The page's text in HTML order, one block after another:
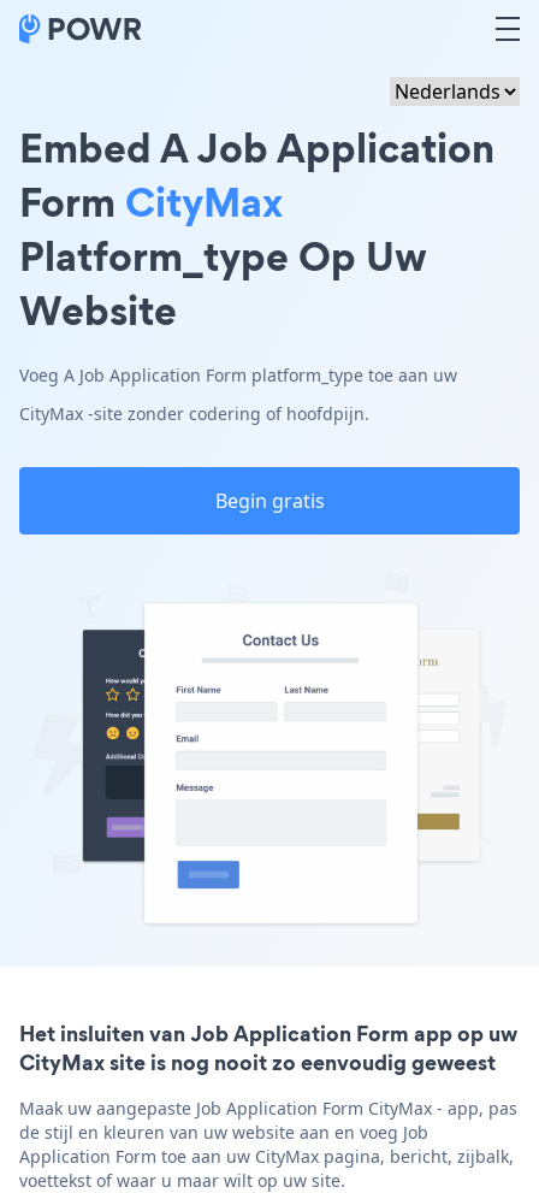
Embed A Job Application
Form CityMax
Platform_type Op Uw
Website
Voeg A Job Application Form platform_type toe aan uw
CityMax -site zonder codering of hoofdpijn.
Begin gratis
Het insluiten van Job Application Form app op uw
CityMax site is nog nooit zo eenvoudig geweest
Maak uw aangepaste Job Application Form CityMax - app, pas
de stijl en kleuren van uw website aan en voeg Job
Application Form toe aan uw CityMax pagina, bericht, zijbalk,
voettekst of waar u maar wilt op uw site.